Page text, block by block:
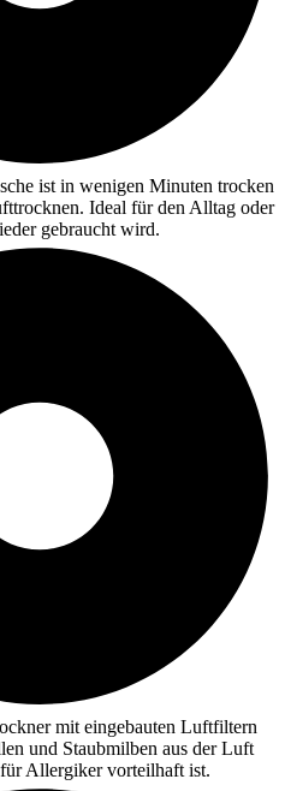
ist in wenigen Minuten trocken
Ideal für den Alltag oder
gebraucht wird.
mit eingebauten Luftfiltern
und Staubmilben aus der Luft
Allergiker vorteilhaft ist.